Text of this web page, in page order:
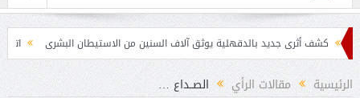
جديد بالدقهلية يوثق آلاف السنين من الاستيطان البشرى اتحاد الكرة يطلب استضافة أمم
الرئيسية مقالات الرأي الصــداع …